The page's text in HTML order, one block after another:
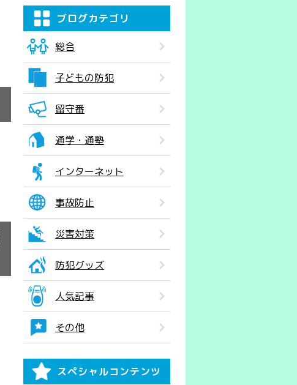
ブログカテゴリ
総合
子どもの防犯
留守番
通学・通塾
インターネット
事故防止
災害対策
防犯グッズ
人気記事
その他
スペシャルコンテンツ